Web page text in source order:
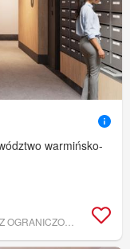
warmińsko-